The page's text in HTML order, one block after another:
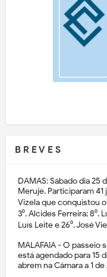
B R E V E S
DAMAS: Sábado dia
Meruje. Participaram
Vizela que conquistou
3⁰. Alcides Ferreira; 8⁰.
Luís Leite e 26⁰. José
MALAFAIA - O passeio
está agendado para 15
abrem na Câmara a 1